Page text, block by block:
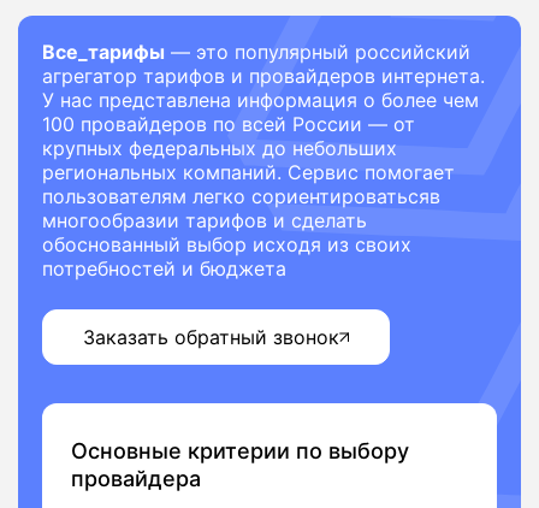
Все_тарифы — это популярный российский
агрегатор тарифов и провайдеров интернета.
У нас представлена информация о более чем
100 провайдеров по всей России — от
крупных федеральных до небольших
региональных компаний. Сервис помогает
пользователям легко сориентироватьсяв
многообразии тарифов и сделать
обоснованный выбор исходя из своих
потребностей и бюджета
Заказать обратный звонок
Основные критерии по выбору
провайдера